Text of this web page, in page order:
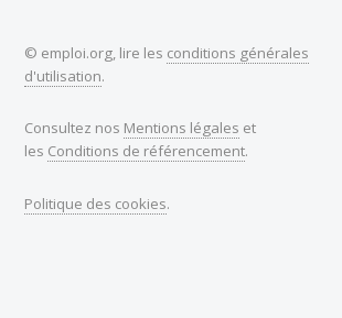
© emploi.org, lire les conditions générales
d'utilisation.
Consultez nos Mentions légales et
les Conditions de référencement.
Politique des cookies.